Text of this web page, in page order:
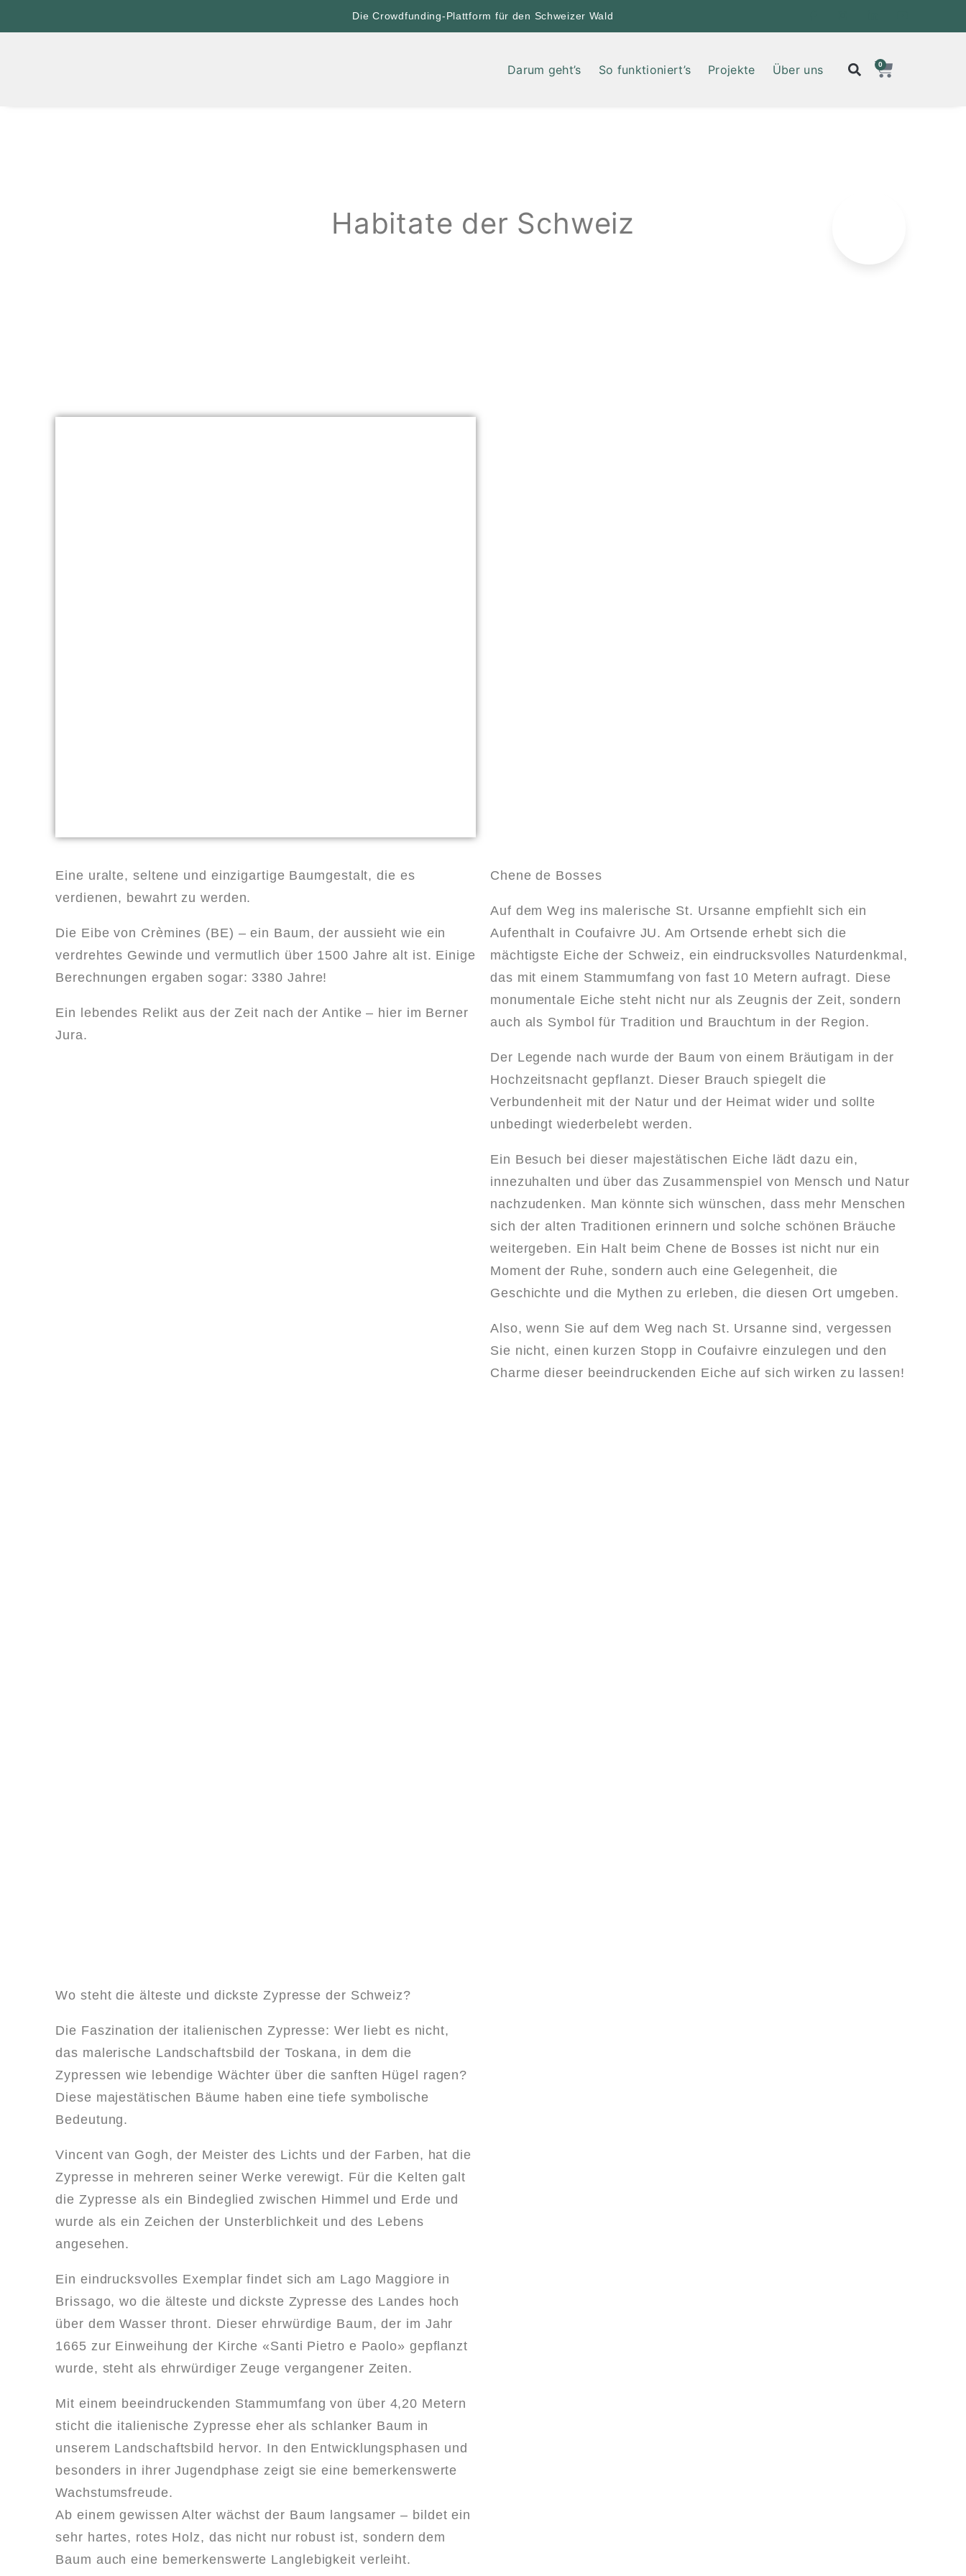
Die Crowdfunding-Plattform für den Schweizer Wald
Darum geht’s So funktioniert’s Projekte Über uns 0
Habitate der Schweiz
Eine uralte, seltene und einzigartige Baumgestalt, die es
verdienen, bewahrt zu werden.
Die Eibe von Crèmines (BE) – ein Baum, der aussieht wie ein
verdrehtes Gewinde und vermutlich über 1500 Jahre alt ist. Einige
Berechnungen ergaben sogar: 3380 Jahre!
Ein lebendes Relikt aus der Zeit nach der Antike – hier im Berner
Jura.
Chene de Bosses
Auf dem Weg ins malerische St. Ursanne empfiehlt sich ein
Aufenthalt in Coufaivre JU. Am Ortsende erhebt sich die
mächtigste Eiche der Schweiz, ein eindrucksvolles Naturdenkmal,
das mit einem Stammumfang von fast 10 Metern aufragt. Diese
monumentale Eiche steht nicht nur als Zeugnis der Zeit, sondern
auch als Symbol für Tradition und Brauchtum in der Region.
Der Legende nach wurde der Baum von einem Bräutigam in der
Hochzeitsnacht gepflanzt. Dieser Brauch spiegelt die
Verbundenheit mit der Natur und der Heimat wider und sollte
unbedingt wiederbelebt werden.
Ein Besuch bei dieser majestätischen Eiche lädt dazu ein,
innezuhalten und über das Zusammenspiel von Mensch und Natur
nachzudenken. Man könnte sich wünschen, dass mehr Menschen
sich der alten Traditionen erinnern und solche schönen Bräuche
weitergeben. Ein Halt beim Chene de Bosses ist nicht nur ein
Moment der Ruhe, sondern auch eine Gelegenheit, die
Geschichte und die Mythen zu erleben, die diesen Ort umgeben.
Also, wenn Sie auf dem Weg nach St. Ursanne sind, vergessen
Sie nicht, einen kurzen Stopp in Coufaivre einzulegen und den
Charme dieser beeindruckenden Eiche auf sich wirken zu lassen!
Wo steht die älteste und dickste Zypresse der Schweiz?
Die Faszination der italienischen Zypresse: Wer liebt es nicht,
das malerische Landschaftsbild der Toskana, in dem die
Zypressen wie lebendige Wächter über die sanften Hügel ragen?
Diese majestätischen Bäume haben eine tiefe symbolische
Bedeutung.
Vincent van Gogh, der Meister des Lichts und der Farben, hat die
Zypresse in mehreren seiner Werke verewigt. Für die Kelten galt
die Zypresse als ein Bindeglied zwischen Himmel und Erde und
wurde als ein Zeichen der Unsterblichkeit und des Lebens
angesehen.
Ein eindrucksvolles Exemplar findet sich am Lago Maggiore in
Brissago, wo die älteste und dickste Zypresse des Landes hoch
über dem Wasser thront. Dieser ehrwürdige Baum, der im Jahr
1665 zur Einweihung der Kirche «Santi Pietro e Paolo» gepflanzt
wurde, steht als ehrwürdiger Zeuge vergangener Zeiten.
Mit einem beeindruckenden Stammumfang von über 4,20 Metern
sticht die italienische Zypresse eher als schlanker Baum in
unserem Landschaftsbild hervor. In den Entwicklungsphasen und
besonders in ihrer Jugendphase zeigt sie eine bemerkenswerte
Wachstumsfreude.
Ab einem gewissen Alter wächst der Baum langsamer – bildet ein
sehr hartes, rotes Holz, das nicht nur robust ist, sondern dem
Baum auch eine bemerkenswerte Langlebigkeit verleiht.